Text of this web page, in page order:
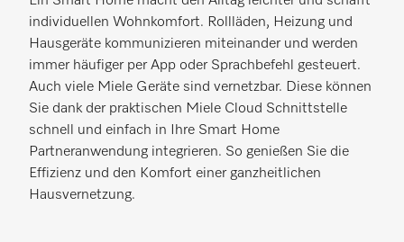
individuellen Wohnkomfort. Rollläden, Heizung und
Hausgeräte kommunizieren miteinander und werden
immer häufiger per App oder Sprachbefehl gesteuert.
Auch viele Miele Geräte sind vernetzbar. Diese können
Sie dank der praktischen Miele Cloud Schnittstelle
schnell und einfach in Ihre Smart Home
Partneranwendung integrieren. So genießen Sie die
Effizienz und den Komfort einer ganzheitlichen
Hausvernetzung.